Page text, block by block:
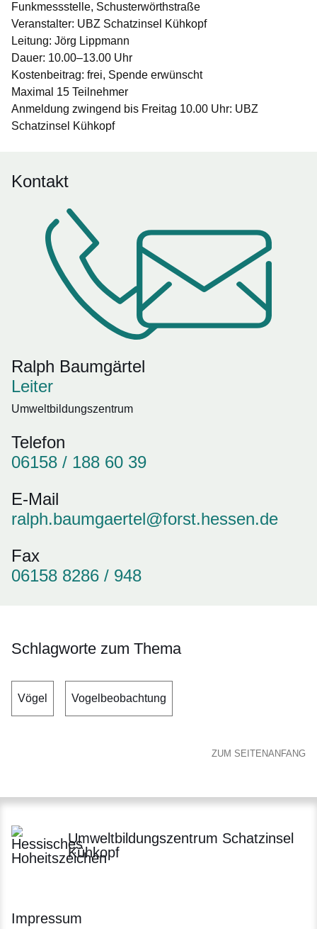
Funkmessstelle, Schusterwörthstraße
Veranstalter: UBZ Schatzinsel Kühkopf
Leitung: Jörg Lippmann
Dauer: 10.00–13.00 Uhr
Kostenbeitrag: frei, Spende erwünscht
Maximal 15 Teilnehmer
Anmeldung zwingend bis Freitag 10.00 Uhr: UBZ
Schatzinsel Kühkopf
Kontakt
Ralph Baumgärtel
Leiter
Umweltbildungszentrum
Telefon
06158 / 188 60 39
E-Mail
ralph.baumgaertel@forst.hessen.de
Fax
06158 8286 / 948
Schlagworte zum Thema
Vögel Vogelbeobachtung
ZUM SEITENANFANG
Umweltbildungszentrum Schatzinsel
Kühkopf
Impressum